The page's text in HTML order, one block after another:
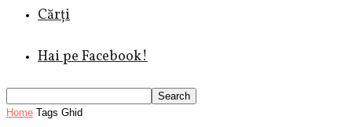
Cărți
Hai pe Facebook!
Home Tags Ghid